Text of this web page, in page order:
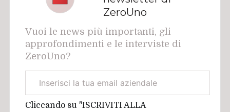
ZeroUno
Vuoi le news più importanti, gli
approfondimenti e le interviste di
ZeroUno?
aziendale
Cliccando su "ISCRIVITI ALLA